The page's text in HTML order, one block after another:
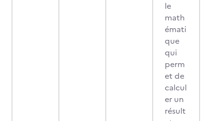
le
math
émati
que
qui
perm
et de
calcul
er un
résult